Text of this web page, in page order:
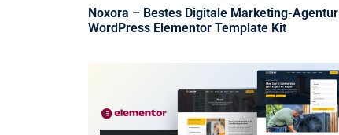
Noxora – Bestes Digitale Marketing-Agentur
WordPress Elementor Template Kit